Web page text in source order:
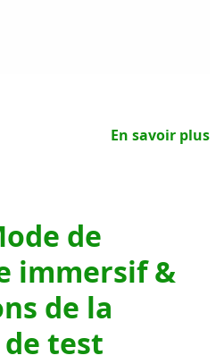
En savoir plus
de
immersif &
de la
test